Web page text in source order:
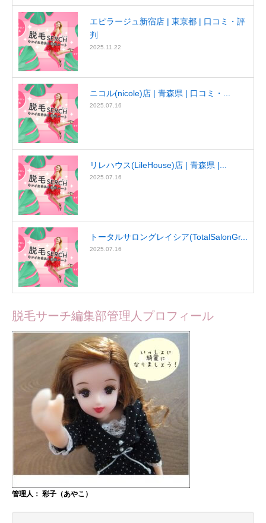
エピラージュ新宿店 | 東京都 | 口コミ・評
判
2025.11.22
ニコル(nicole)店 | 青森県 | 口コミ・...
2025.07.16
リレハウス(LileHouse)店 | 青森県 |...
2025.07.16
トータルサロングレイシア(TotalSalonGr...
2025.07.16
脱毛サーチ編集部管理人プロフィール
管理人： 彩子（あやこ）